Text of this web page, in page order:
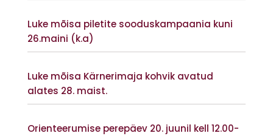
Luke mõisa piletite sooduskampaania kuni
26.maini (k.a)
Luke mõisa Kärnerimaja kohvik avatud
alates 28. maist.
Orienteerumise perepäev 20. juunil kell 12.00-